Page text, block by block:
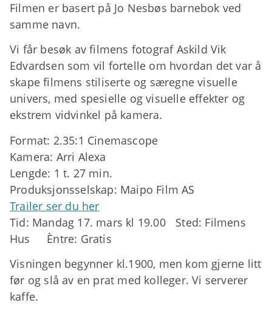
Filmen er basert på Jo Nesbøs barnebok ved
samme navn.
Vi får besøk av filmens fotograf Askild Vik
Edvardsen som vil fortelle om hvordan det var å
skape filmens stiliserte og særegne visuelle
univers, med spesielle og visuelle effekter og
ekstrem vidvinkel på kamera.
Format: 2.35:1 Cinemascope
Kamera: Arri Alexa
Lengde: 1 t. 27 min.
Produksjonsselskap: Maipo Film AS
Trailer ser du her
Tid: Mandag 17. mars kl 19.00 Sted: Filmens
Hus Èntre: Gratis
Visningen begynner kl.1900, men kom gjerne litt
før og slå av en prat med kolleger. Vi serverer
kaffe.